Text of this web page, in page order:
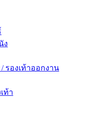
ง
รองเท้าออกงาน
ท้า